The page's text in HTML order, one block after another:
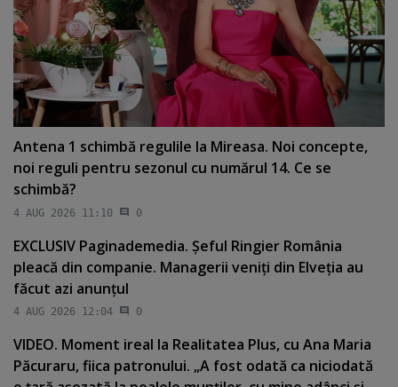
Antena 1 schimbă regulile la Mireasa. Noi concepte,
noi reguli pentru sezonul cu numărul 14. Ce se
schimbă?
4 AUG 2026 11:10 0
EXCLUSIV Paginademedia. Şeful Ringier România
pleacă din companie. Managerii veniţi din Elveţia au
făcut azi anunţul
4 AUG 2026 12:04 0
VIDEO. Moment ireal la Realitatea Plus, cu Ana Maria
Păcuraru, fiica patronului. „A fost odată ca niciodată